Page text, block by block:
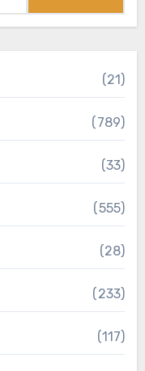
(21)
(789)
(33)
(555)
(28)
(233)
(117)